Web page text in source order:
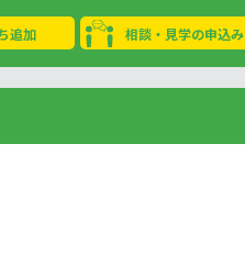
追加 相談・見学の申込み